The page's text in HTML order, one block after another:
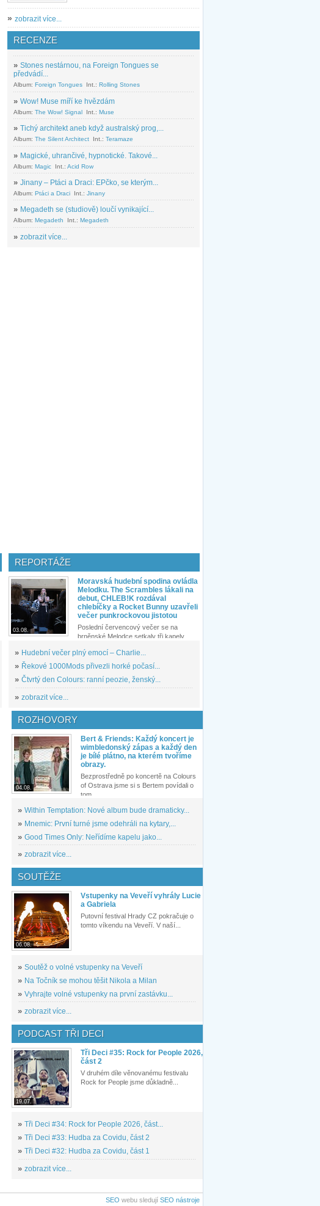
» zobrazit více...
RECENZE
» Stones nestárnou, na Foreign Tongues se
předvádí...
Album: Foreign Tongues Int.: Rolling Stones
» Wow! Muse míří ke hvězdám
Album: The Wow! Signal Int.: Muse
» Tichý architekt aneb když australský prog,...
Album: The Silent Architect Int.: Teramaze
» Magické, uhrančivé, hypnotické. Takové...
Album: Magic Int.: Acid Row
» Jinany – Ptáci a Draci: EPčko, se kterým...
Album: Ptáci a Draci Int.: Jinany
» Megadeth se (studiově) loučí vynikající...
Album: Megadeth Int.: Megadeth
» zobrazit více...
REPORTÁŽE
03.08.
Moravská hudební spodina ovládla
Melodku. The Scrambles lákali na
debut, CHLEB!K rozdával
chlebíčky a Rocket Bunny uzavřeli
večer punkrockovou jistotou
Poslední červencový večer se na
brněnské Melodce setkaly tři kapely...
» Hudební večer plný emocí – Charlie...
» Řekové 1000Mods přivezli horké počasí...
» Čtvrtý den Colours: ranní peozie, ženský...
» zobrazit více...
ROZHOVORY
04.08.
Bert & Friends: Každý koncert je
wimbledonský zápas a každý den
je bílé plátno, na kterém tvoříme
obrazy.
Bezprostředně po koncertě na Colours
of Ostrava jsme si s Bertem povídali o
tom,...
» Within Temptation: Nové album bude dramaticky...
» Mnemic: První turné jsme odehráli na kytary,...
» Good Times Only: Neřídíme kapelu jako...
» zobrazit více...
SOUTĚŽE
06.08.
Vstupenky na Veveří vyhrály Lucie
a Gabriela
Putovní festival Hrady CZ pokračuje o
tomto víkendu na Veveří. V naší...
» Soutěž o volné vstupenky na Veveří
» Na Točník se mohou těšit Nikola a Milan
» Vyhrajte volné vstupenky na první zastávku...
» zobrazit více...
PODCAST TŘI DECI
19.07.
Tři Deci #35: Rock for People 2026,
část 2
V druhém díle věnovanému festivalu
Rock for People jsme důkladně...
» Tři Deci #34: Rock for People 2026, část...
» Tři Deci #33: Hudba za Covidu, část 2
» Tři Deci #32: Hudba za Covidu, část 1
» zobrazit více...
SEO webu sledují SEO nástroje